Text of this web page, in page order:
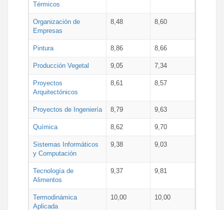
Térmicos
Organización de
Empresas
8,48 8,60
Pintura 8,86 8,66
Producción Vegetal 9,05 7,34
Proyectos
Arquitectónicos
8,61 8,57
Proyectos de Ingeniería 8,79 9,63
Química 8,62 9,70
Sistemas Informáticos
y Computación
9,38 9,03
Tecnología de
Alimentos
9,37 9,81
Termodinámica
Aplicada
10,00 10,00